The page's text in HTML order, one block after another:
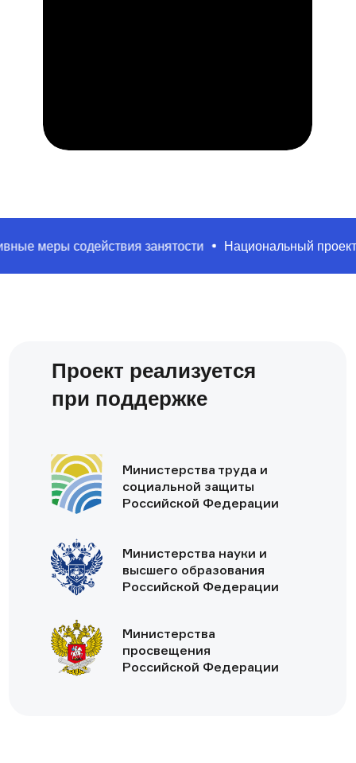
содействия занятости Национальный проект
Проект реализуется
при поддержке
Министерства труда и
социальной защиты
Российской Федерации
Министерства науки и
высшего образования
Российской Федерации
Министерства
просвещения
Российской Федерации